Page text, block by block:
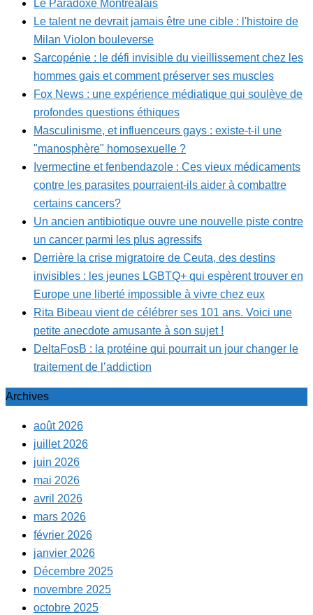
Le Paradoxe Montréalais
Le talent ne devrait jamais être une cible : l'histoire de
Milan Violon bouleverse
Sarcopénie : le défi invisible du vieillissement chez les
hommes gais et comment préserver ses muscles
Fox News : une expérience médiatique qui soulève de
profondes questions éthiques
Masculinisme, et influenceurs gays : existe-t-il une
"manosphère" homosexuelle ?
Ivermectine et fenbendazole : Ces vieux médicaments
contre les parasites pourraient-ils aider à combattre
certains cancers?
Un ancien antibiotique ouvre une nouvelle piste contre
un cancer parmi les plus agressifs
Derrière la crise migratoire de Ceuta, des destins
invisibles : les jeunes LGBTQ+ qui espèrent trouver en
Europe une liberté impossible à vivre chez eux
Rita Bibeau vient de célébrer ses 101 ans. Voici une
petite anecdote amusante à son sujet !
DeltaFosB : la protéine qui pourrait un jour changer le
traitement de l’addiction
Archives
août 2026
juillet 2026
juin 2026
mai 2026
avril 2026
mars 2026
février 2026
janvier 2026
Décembre 2025
novembre 2025
octobre 2025